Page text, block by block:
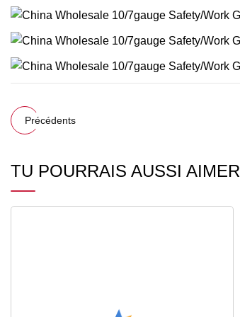
Précédents
TU POURRAIS AUSSI AIMER